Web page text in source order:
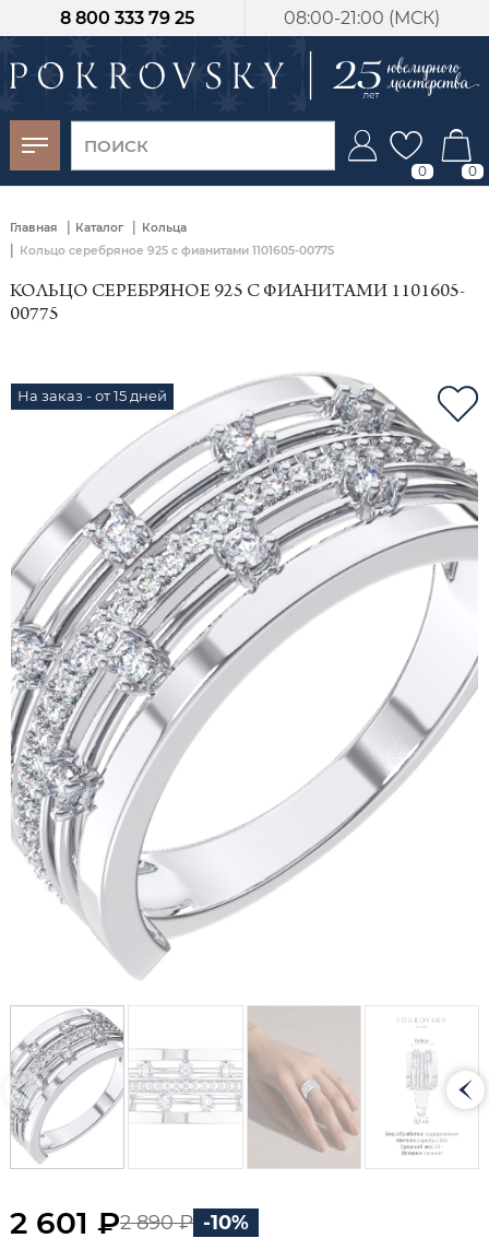
08:00-21:00 (МСК)
8 800 333 79 25
0 0
Главная | Каталог | Кольца
| Кольцо серебряное 925 с фианитами 1101605-00775
КОЛЬЦО СЕРЕБРЯНОЕ 925 С ФИАНИТАМИ 1101605-
00775
На заказ - от 15 дней
2 601 ₽2 890 ₽ -10%
-30%
от 15 дней с
момента оплаты